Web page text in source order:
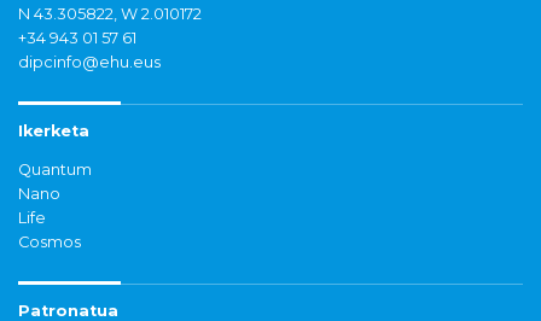
N 43.305822, W 2.010172
+34 943 01 57 61
dipcinfo@ehu.eus
Ikerketa
Quantum
Nano
Life
Cosmos
Patronatua